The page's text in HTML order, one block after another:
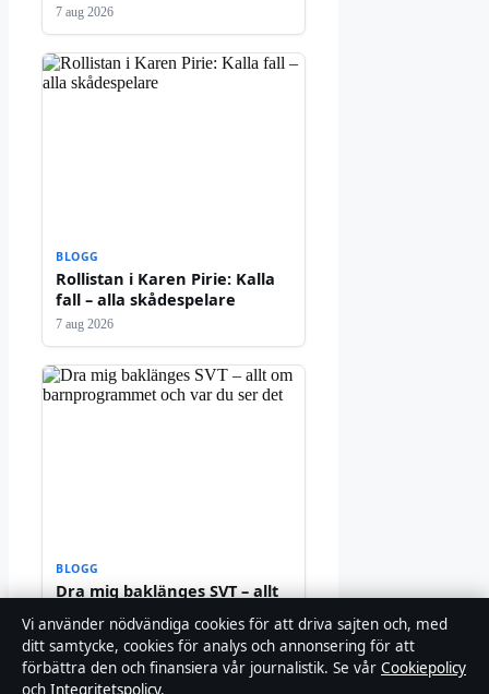
7 aug 2026
BLOGG
Rollistan i Karen Pirie: Kalla
fall – alla skådespelare
7 aug 2026
BLOGG
Dra mig baklänges SVT – allt
du ser det
7 aug 2026
Vi använder nödvändiga cookies för att driva sajten och, med
ditt samtycke, cookies för analys och annonsering för att
förbättra den och finansiera vår journalistik. Se vår Cookiepolicy
och Integritetspolicy.